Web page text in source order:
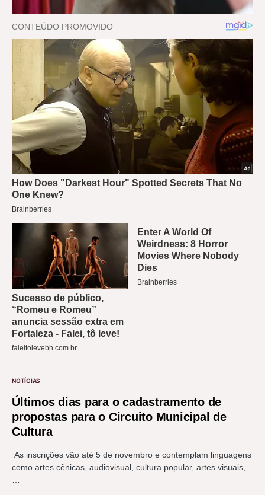
NOTÍCIAS
Últimos dias para o cadastramento de
propostas para o Circuito Municipal de
Cultura
As inscrições vão até 5 de novembro e contemplam linguagens
como artes cênicas, audiovisual, cultura popular, artes visuais,